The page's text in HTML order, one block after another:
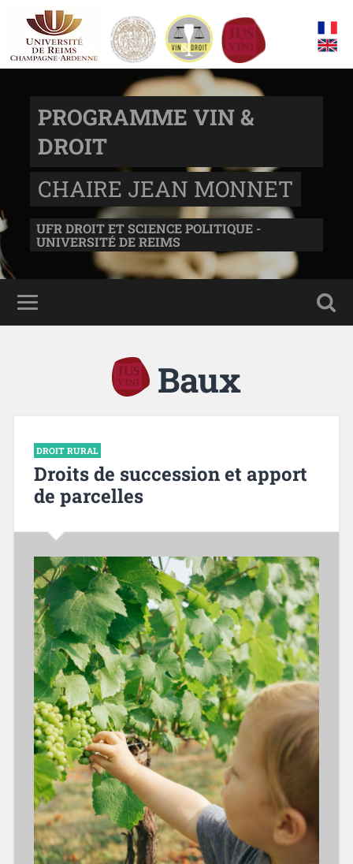
PROGRAMME VIN &
DROIT
CHAIRE JEAN MONNET
UFR DROIT ET SCIENCE POLITIQUE -
UNIVERSITÉ DE REIMS
Baux
DROIT RURAL
Droits de succession et apport
de parcelles